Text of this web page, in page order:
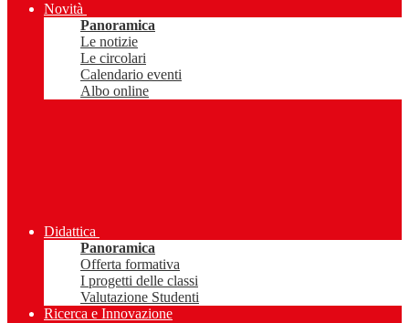
Novità
Panoramica
Le notizie
Le circolari
Calendario eventi
Albo online
Didattica
Panoramica
Offerta formativa
I progetti delle classi
Valutazione Studenti
Ricerca e Innovazione